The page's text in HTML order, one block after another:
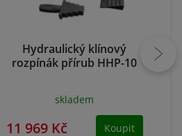
Hydraulický klínový
rozpínák přírub HHP-10
skladem
11 969 Kč Koupit